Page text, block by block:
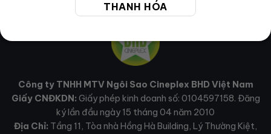
THANH HÓA
Công ty TNHH MTV Ngôi Sao Cineplex BHD Việt Nam
Giấy CNĐKDN: Giấy phép kinh doanh số: 0104597158. Đăng
ký lần đầu ngày 15 tháng 04 năm 2010
Địa Chỉ: Tầng 11, Tòa nhà Hồng Hà Building, Lý Thường Kiệt,